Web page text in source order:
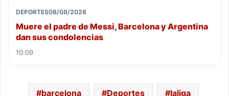
DEPORTES08/08/2026
Muere el padre de Messi, Barcelona y Argentina
dan sus condolencias
10:09
barcelona Deportes laliga